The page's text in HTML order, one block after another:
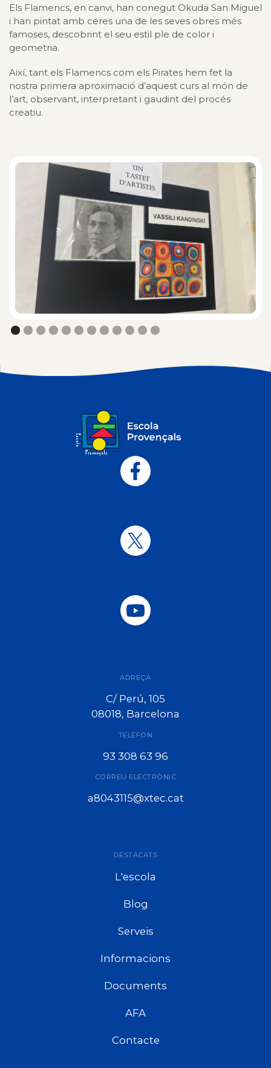
Els Flamencs, en canvi, han conegut Okuda San Miguel
i han pintat amb ceres una de les seves obres més
famoses, descobrint el seu estil ple de color i
geometria.
Així, tant els Flamencs com els Pirates hem fet la
nostra primera aproximació d’aquest curs al món de
l’art, observant, interpretant i gaudint del procés
creatiu.
ADREÇA
C/ Perú, 105
08018, Barcelona
TELÈFON
93 308 63 96
CORREU ELECTRÒNIC
a8043115@xtec.cat
DESTACATS
L'escola
Blog
Serveis
Informacions
Documents
AFA
Contacte